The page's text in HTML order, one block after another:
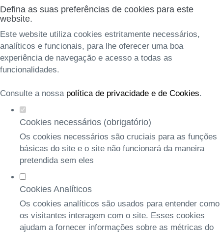
Defina as suas preferências de cookies para este
website.
Este website utiliza cookies estritamente necessários,
analíticos e funcionais, para lhe oferecer uma boa
experiência de navegação e acesso a todas as
funcionalidades.
Consulte a nossa política de privacidade e de Cookies.
Cookies necessários (obrigatório)
Os cookies necessários são cruciais para as funções
básicas do site e o site não funcionará da maneira
pretendida sem eles
Cookies Analíticos
Os cookies analíticos são usados para entender como
os visitantes interagem com o site. Esses cookies
ajudam a fornecer informações sobre as métricas do